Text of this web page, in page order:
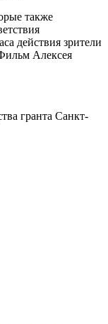
также
действия зрители
Алексея
гранта Санкт-